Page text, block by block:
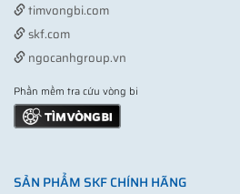
timvongbi.com
skf.com
ngocanhgroup.vn
Phần mềm tra cứu vòng bi
SẢN PHẨM SKF CHÍNH HÃNG